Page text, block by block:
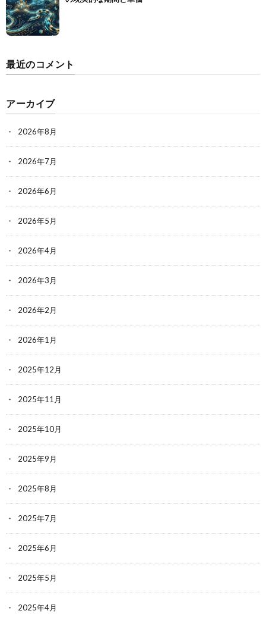
最近のコメント
アーカイブ
2026年8月
2026年7月
2026年6月
2026年5月
2026年4月
2026年3月
2026年2月
2026年1月
2025年12月
2025年11月
2025年10月
2025年9月
2025年8月
2025年7月
2025年6月
2025年5月
2025年4月